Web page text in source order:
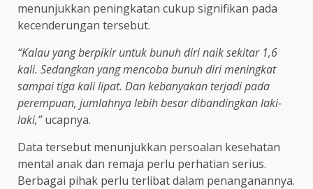
menunjukkan peningkatan cukup signifikan pada
kecenderungan tersebut.
“Kalau yang berpikir untuk bunuh diri naik sekitar 1,6
kali. Sedangkan yang mencoba bunuh diri meningkat
sampai tiga kali lipat. Dan kebanyakan terjadi pada
perempuan, jumlahnya lebih besar dibandingkan laki-
laki,”ucapnya.
Data tersebut menunjukkan persoalan kesehatan
mental anak dan remaja perlu perhatian serius.
Berbagai pihak perlu terlibat dalam penanganannya.